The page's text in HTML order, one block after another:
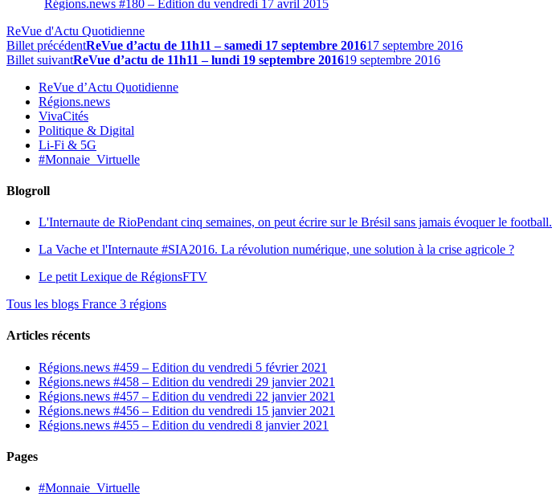
Régions.news #180 – Edition du vendredi 17 avril 2015
ReVue d'Actu Quotidienne
Billet précédentReVue d’actu de 11h11 – samedi 17 septembre 201617 septembre 2016
Billet suivantReVue d’actu de 11h11 – lundi 19 septembre 201619 septembre 2016
ReVue d’Actu Quotidienne
Régions.news
VivaCités
Politique & Digital
Li-Fi & 5G
#Monnaie_Virtuelle
Blogroll
L'Internaute de RioPendant cinq semaines, on peut écrire sur le Brésil sans jamais évoquer le football.
La Vache et l'Internaute #SIA2016. La révolution numérique, une solution à la crise agricole ?
Le petit Lexique de RégionsFTV
Tous les blogs France 3 régions
Articles récents
Régions.news #459 – Edition du vendredi 5 février 2021
Régions.news #458 – Edition du vendredi 29 janvier 2021
Régions.news #457 – Edition du vendredi 22 janvier 2021
Régions.news #456 – Edition du vendredi 15 janvier 2021
Régions.news #455 – Edition du vendredi 8 janvier 2021
Pages
#Monnaie_Virtuelle